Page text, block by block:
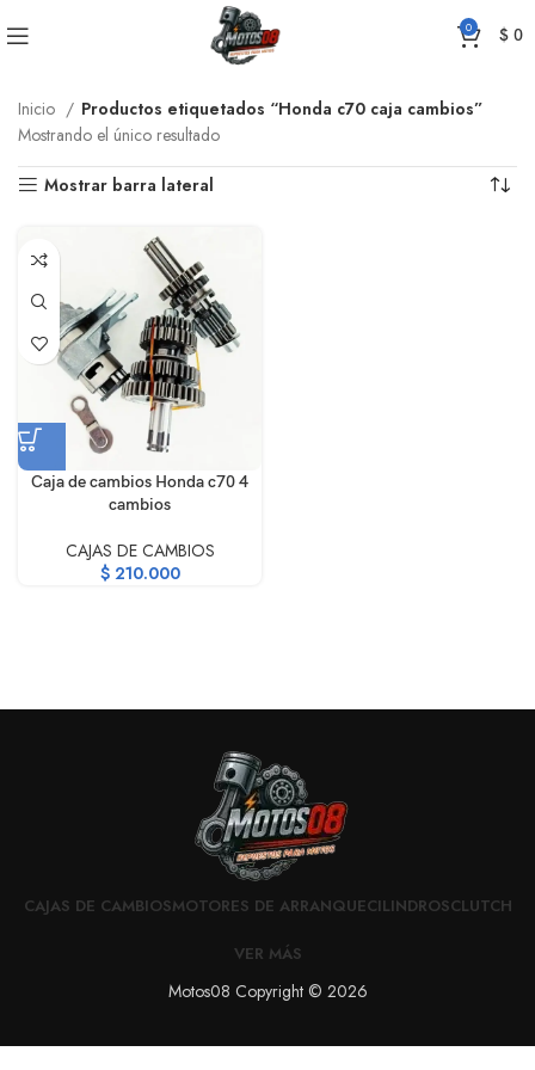
0 $0
Inicio
Productos etiquetados “Honda c70 caja cambios”
Mostrando el único resultado
Mostrar barra lateral
Caja de cambios Honda c70 4
cambios
CAJAS DE CAMBIOS
$210.000
CAJAS DE CAMBIOSMOTORES DE ARRANQUECILINDROSCLUTCH
VER MÁS
Motos08 Copyright © 2026